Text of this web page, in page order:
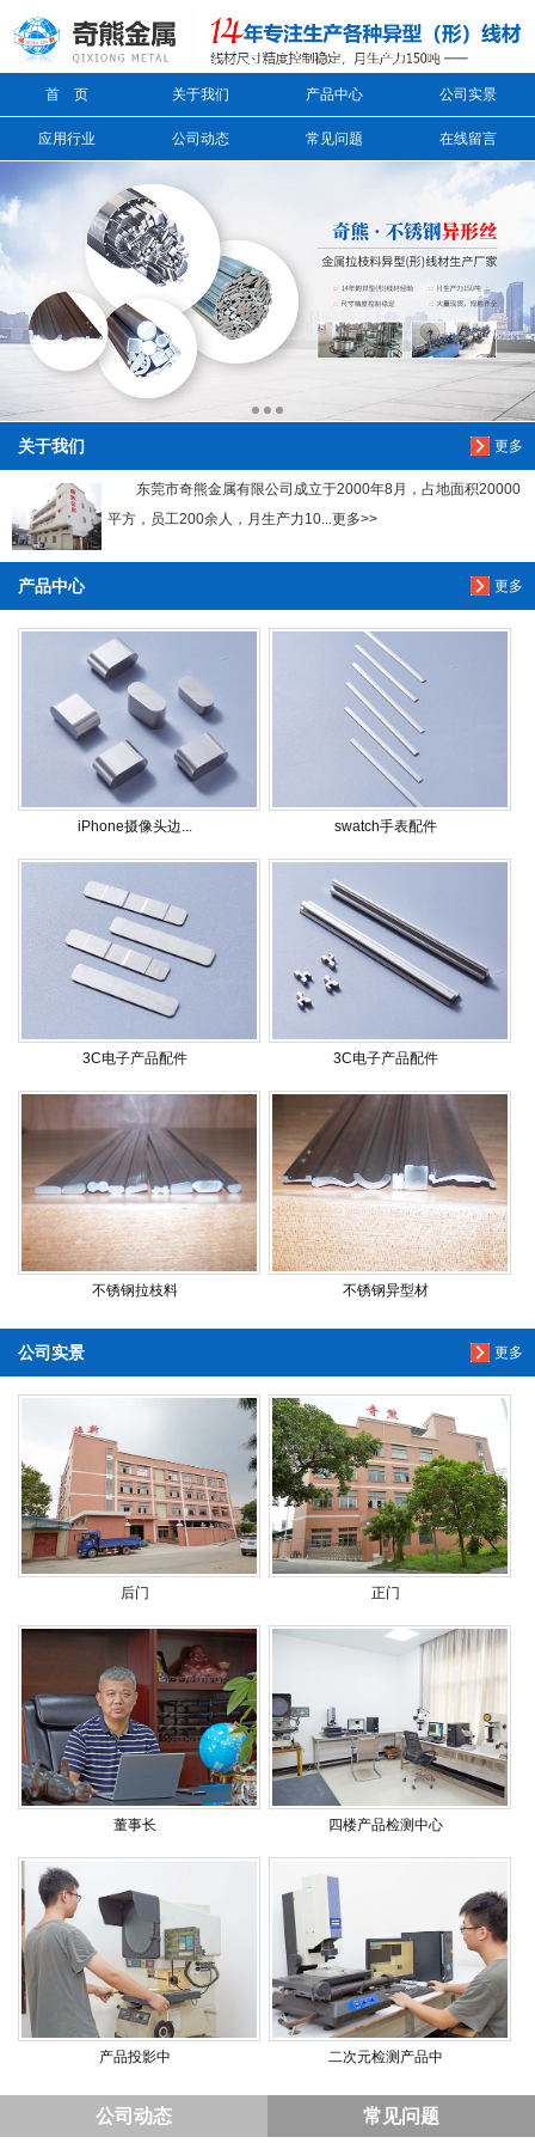
首 页 关于我们 产品中心 公司实景
应用行业 公司动态 常见问题 在线留言
更多
关于我们
东莞市奇熊金属有限公司成立于2000年8月，占地面积20000
平方，员工200余人，月生产力10...更多>>
更多
产品中心
iPhone摄像头边... swatch手表配件
3C电子产品配件 3C电子产品配件
不锈钢拉枝料 不锈钢异型材
更多
公司实景
后门 正门
董事长 四楼产品检测中心
产品投影中 二次元检测产品中
公司动态 常见问题
信息搜索
搜索